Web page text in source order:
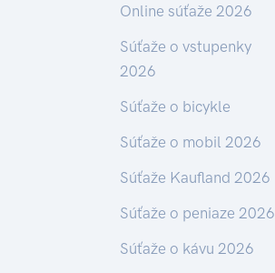
Online súťaže 2026
Súťaže o vstupenky
2026
Súťaže o bicykle
Súťaže o mobil 2026
Súťaže Kaufland 2026
Súťaže o peniaze 2026
Súťaže o kávu 2026